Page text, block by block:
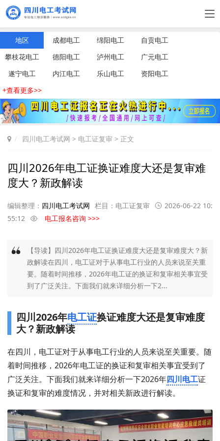
地区 成都电工 绵阳电工
自贡电工
攀枝花电工
德阳电工 泸州电工
广元电工
遂宁电工
内江电工 乐山电工
资阳电工
+查看更多>>
四川电工考试网 > 电工证复审 > 正文
四川2026年电工证换证难度大还是复审难
度大？新政解读
编辑整理： 四川电工考试网 栏目： 电工证复审
2026-06-22 10:
55:12
电工报名咨询 >>>
【导读】四川2026年电工证换证难度大还是复审难度大？新
政解读在四川，电工证对于从事电工行业的人员来说至关重
要。随着时间推移，2026年电工证的换证和复审相关事宜受
到了广泛关注。下面我们就来详细分析一下2...
四川2026年电工证换证难度大还是复审难度
大？新政解读
在四川，电工证对于从事电工行业的人员来说至关重要。随
着时间推移，2026年电工证的换证和复审相关事宜受到了
广泛关注。下面我们就来详细分析一下2026年四川电工证
换证和复审的难度情况，并对相关新政进行解读。